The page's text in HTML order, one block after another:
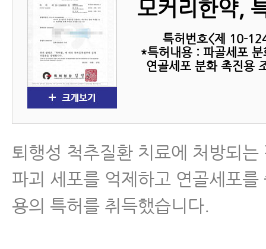
모커리한약,
특허번호<제 10-
*특허내용 : 파골세포
연골세포 분화 촉진용
퇴행성 척추질환 치료에 처방되는
파괴 세포를 억제하고 연골세포를
용의 특허를 취득했습니다.